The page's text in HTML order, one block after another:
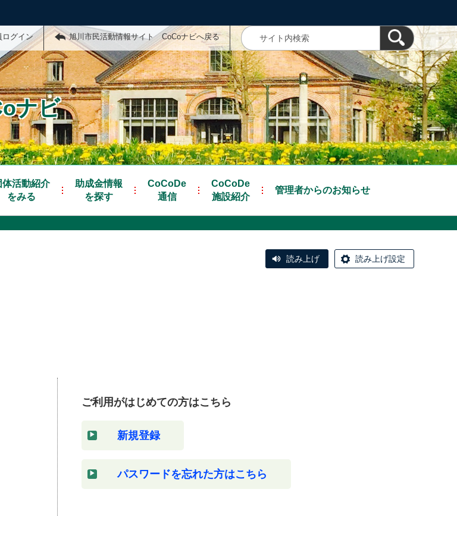
ログイン 旭川市民活動情報サイト CoCoナビへ戻る
ナビ
体活動紹介
をみる
助成金情報
を探す
CoCoDe
通信
CoCoDe
施設紹介
管理者からのお知らせ
読み上げ 読み上げ設定
ご利用がはじめての方はこちら
新規登録
パスワードを忘れた方はこちら